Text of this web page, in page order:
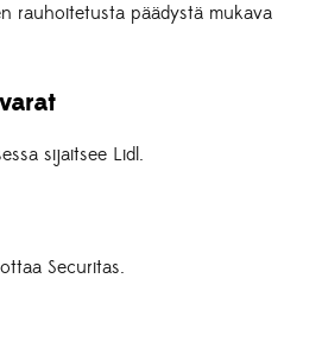
rauhoitetusta päädystä mukava
sijaitsee Lidl.
Securitas.